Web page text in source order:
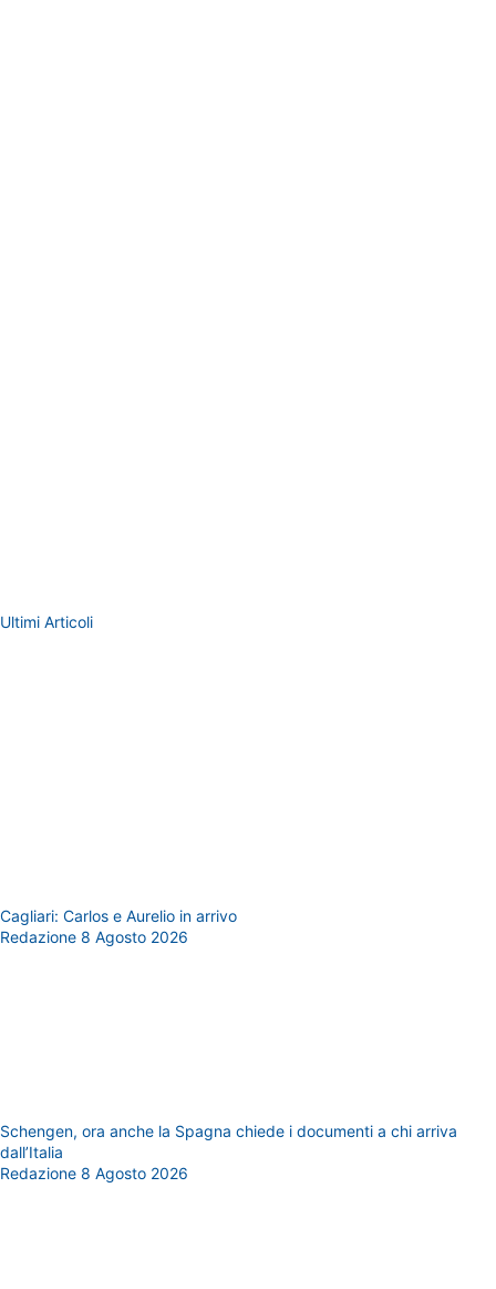
Ultimi Articoli
Cagliari: Carlos e Aurelio in arrivo
Redazione 8 Agosto 2026
Schengen, ora anche la Spagna chiede i documenti a chi arriva
dall’Italia
Redazione 8 Agosto 2026